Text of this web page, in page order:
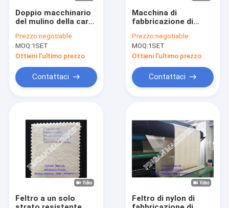
Doppio macchinario
del mulino della carta
continua per carta
Prezzo:negotiable
MOQ:1SET
Ottieni l'ultimo prezzo
Contattaci
Macchina di
fabbricazione di
cemento del ²
4800mm del cuscino
d'aria 250g/M
Prezzo:negotiable
MOQ:1SET
Ottieni l'ultimo prezzo
Contattaci
Feltro a un solo
Feltro di nylon di